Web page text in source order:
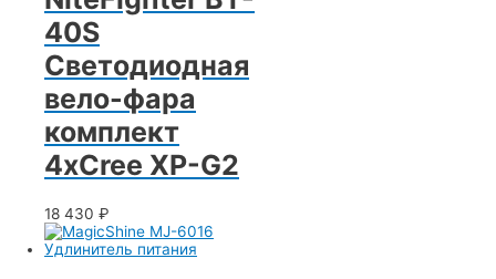
40S
Светодиодная
вело-фара
комплект
4xCree XP-G2
18 430 ₽